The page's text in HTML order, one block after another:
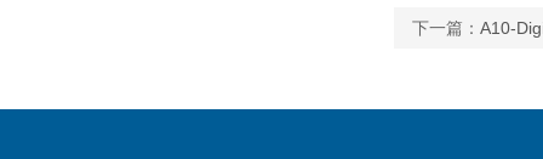
下一篇： A10-